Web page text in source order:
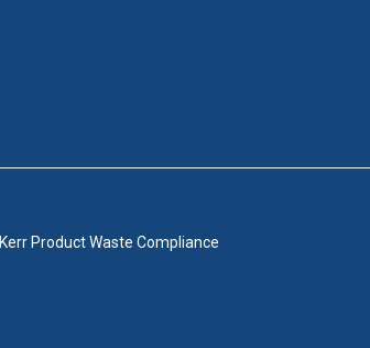
Kerr Product Waste Compliance